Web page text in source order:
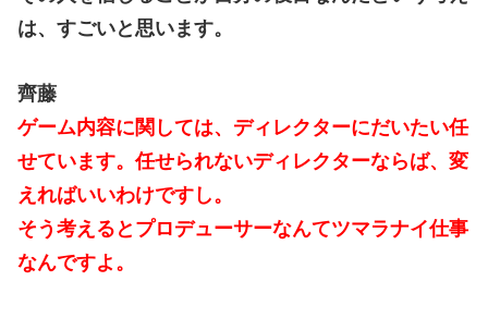
は、すごいと思います。
齊藤
ゲーム内容に関しては、ディレクターにだいたい任
せています。任せられないディレクターならば、変
えればいいわけですし。
そう考えるとプロデューサーなんてツマラナイ仕事
なんですよ。